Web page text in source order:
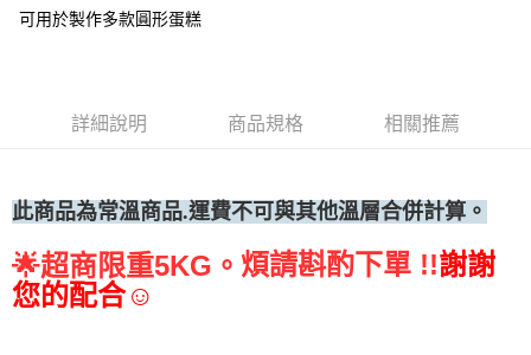
可用於製作多款圓形蛋糕
詳細說明 商品規格 相關推薦
此商品為常溫商品.運費不可與其他溫層合併計算。
🌟超商限重5KG。 煩請斟酌下單 !!謝謝
您的配合☺